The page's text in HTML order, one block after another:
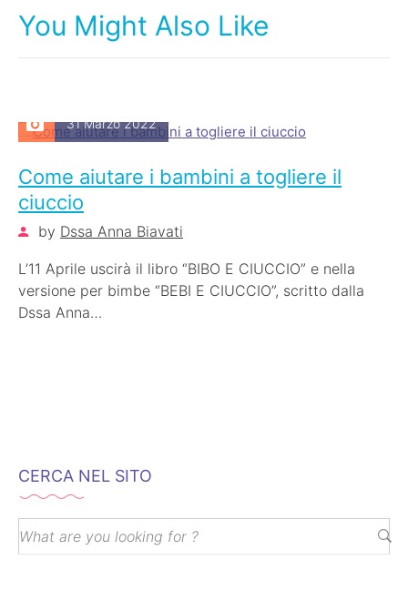
You Might Also Like
31 Marzo 2022
Come aiutare i bambini a togliere il
ciuccio
by Dssa Anna Biavati
L’11 Aprile uscirà il libro “BIBO E CIUCCIO” e nella
versione per bimbe “BEBI E CIUCCIO”, scritto dalla
Dssa Anna…
CERCA NEL SITO